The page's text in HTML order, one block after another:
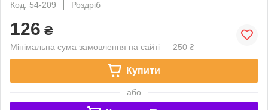
Код: 54-209
Роздріб
126 ₴
Мінімальна сума замовлення на сайті — 250 ₴
Купити
або